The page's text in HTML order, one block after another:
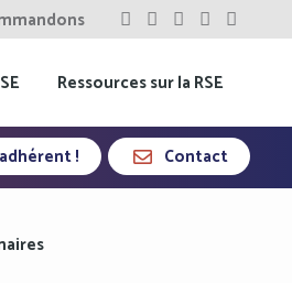
Ressources sur la RSE
! Contact